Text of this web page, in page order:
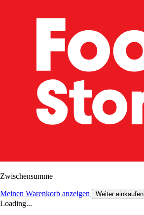
Zwischensumme
Meinen Warenkorb anzeigen Weiter einkaufen
Loading...